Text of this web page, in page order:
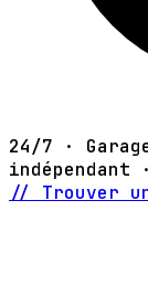
24/7 ·
indépendant
// Trouver